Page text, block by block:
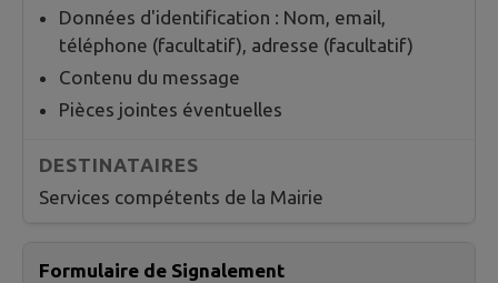
Données d'identification : Nom, email,
téléphone (facultatif), adresse (facultatif)
Contenu du message
Pièces jointes éventuelles
Services compétents de la Mairie
Formulaire de Signalement